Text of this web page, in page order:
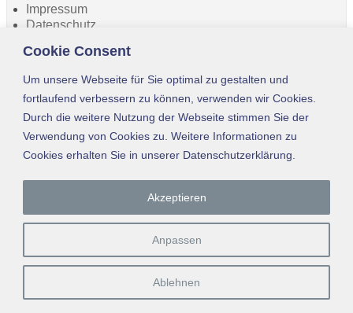
Cookie Consent
Um unsere Webseite für Sie optimal zu gestalten und
fortlaufend verbessern zu können, verwenden wir Cookies.
Durch die weitere Nutzung der Webseite stimmen Sie der
Verwendung von Cookies zu. Weitere Informationen zu
Cookies erhalten Sie in unserer Datenschutzerklärung.
Anpassen
Ablehnen
Akzeptieren
Impressum
Datenschutz
About
2025 © anda-luz.eu (seit 2008)
-Weaver Xtreme Theme Datenschutz